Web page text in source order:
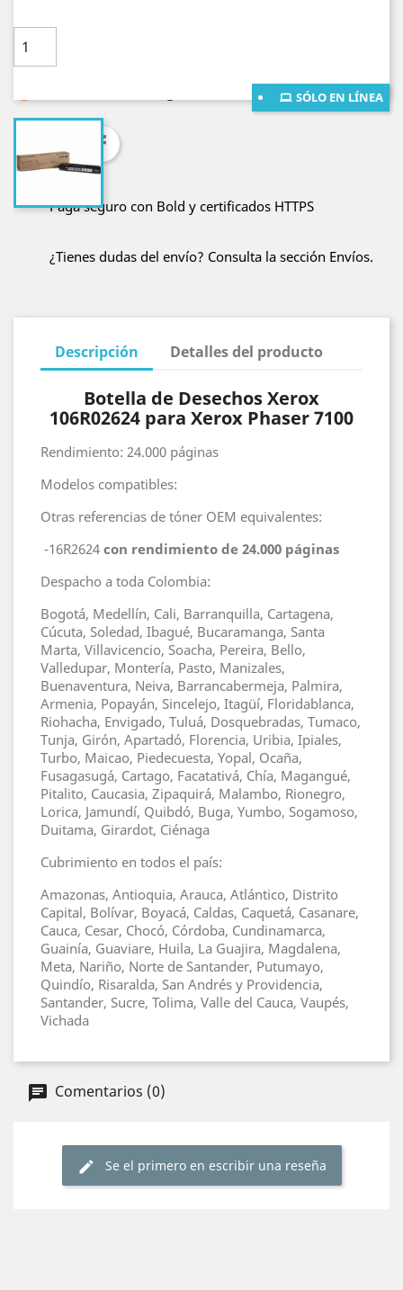
SÓLO EN LÍNEA
Paga seguro con Bold y certificados HTTPS
¿Tienes dudas del envío? Consulta la sección Envíos.
Descripción Detalles del producto
Botella de Desechos Xerox
106R02624 para Xerox Phaser 7100
Rendimiento: 24.000 páginas
Modelos compatibles:
Otras referencias de tóner OEM equivalentes:
-16R2624 con rendimiento de 24.000 páginas
Despacho a toda Colombia:
Bogotá, Medellín, Cali, Barranquilla, Cartagena,
Cúcuta, Soledad, Ibagué, Bucaramanga, Santa
Marta, Villavicencio, Soacha, Pereira, Bello,
Valledupar, Montería, Pasto, Manizales,
Buenaventura, Neiva, Barrancabermeja, Palmira,
Armenia, Popayán, Sincelejo, Itagüí, Floridablanca,
Riohacha, Envigado, Tuluá, Dosquebradas, Tumaco,
Tunja, Girón, Apartadó, Florencia, Uribia, Ipiales,
Turbo, Maicao, Piedecuesta, Yopal, Ocaña,
Fusagasugá, Cartago, Facatativá, Chía, Magangué,
Pitalito, Caucasia, Zipaquirá, Malambo, Rionegro,
Lorica, Jamundí, Quibdó, Buga, Yumbo, Sogamoso,
Duitama, Girardot, Ciénaga
Cubrimiento en todos el país:
Amazonas, Antioquia, Arauca, Atlántico, Distrito
Capital, Bolívar, Boyacá, Caldas, Caquetá, Casanare,
Cauca, Cesar, Chocó, Córdoba, Cundinamarca,
Guainía, Guaviare, Huila, La Guajira, Magdalena,
Meta, Nariño, Norte de Santander, Putumayo,
Quindío, Risaralda, San Andrés y Providencia,
Santander, Sucre, Tolima, Valle del Cauca, Vaupés,
Vichada
Comentarios (0)
Se el primero en escribir una reseña